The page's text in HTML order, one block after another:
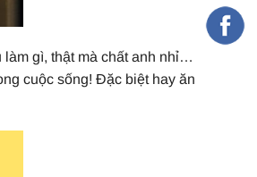
gì, thật mà chất anh nhỉ…
cuộc sống! Đặc biệt hay ăn